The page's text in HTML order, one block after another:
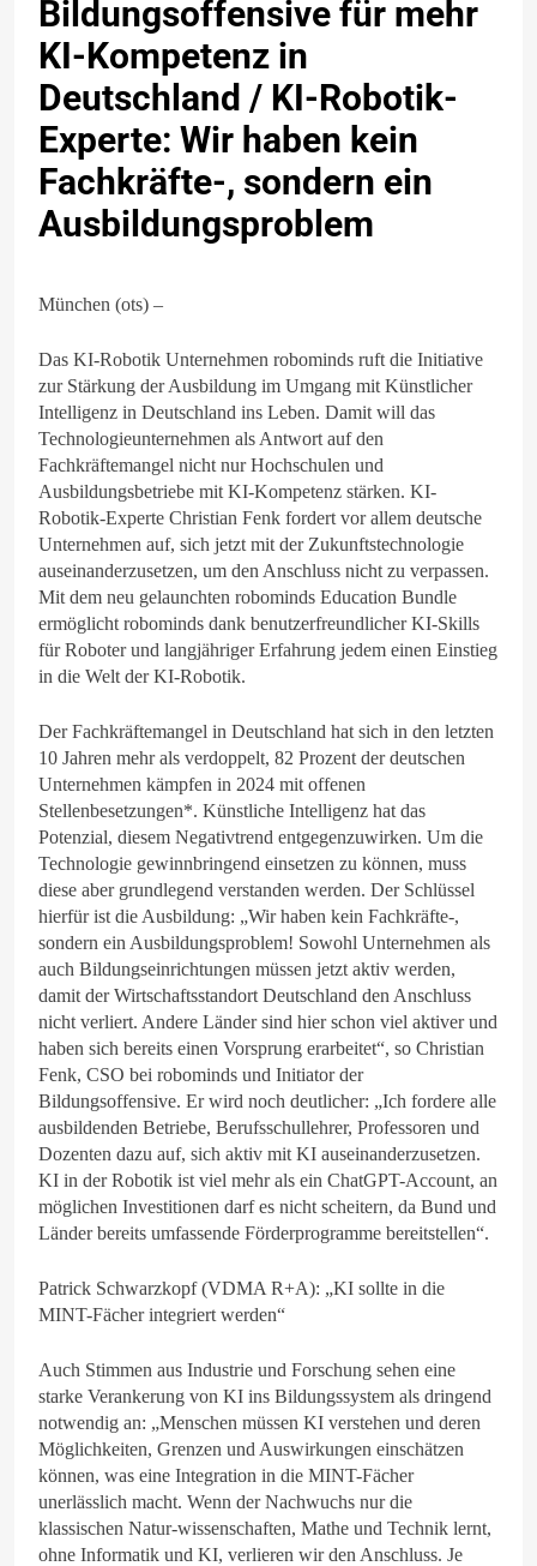
Bildungsoffensive für mehr
KI-Kompetenz in
Deutschland / KI-Robotik-
Experte: Wir haben kein
Fachkräfte-, sondern ein
Ausbildungsproblem
München (ots) –
Das KI-Robotik Unternehmen robominds ruft die Initiative
zur Stärkung der Ausbildung im Umgang mit Künstlicher
Intelligenz in Deutschland ins Leben. Damit will das
Technologieunternehmen als Antwort auf den
Fachkräftemangel nicht nur Hochschulen und
Ausbildungsbetriebe mit KI-Kompetenz stärken. KI-
Robotik-Experte Christian Fenk fordert vor allem deutsche
Unternehmen auf, sich jetzt mit der Zukunftstechnologie
auseinanderzusetzen, um den Anschluss nicht zu verpassen.
Mit dem neu gelaunchten robominds Education Bundle
ermöglicht robominds dank benutzerfreundlicher KI-Skills
für Roboter und langjähriger Erfahrung jedem einen Einstieg
in die Welt der KI-Robotik.
Der Fachkräftemangel in Deutschland hat sich in den letzten
10 Jahren mehr als verdoppelt, 82 Prozent der deutschen
Unternehmen kämpfen in 2024 mit offenen
Stellenbesetzungen*. Künstliche Intelligenz hat das
Potenzial, diesem Negativtrend entgegenzuwirken. Um die
Technologie gewinnbringend einsetzen zu können, muss
diese aber grundlegend verstanden werden. Der Schlüssel
hierfür ist die Ausbildung: „Wir haben kein Fachkräfte-,
sondern ein Ausbildungsproblem! Sowohl Unternehmen als
auch Bildungseinrichtungen müssen jetzt aktiv werden,
damit der Wirtschaftsstandort Deutschland den Anschluss
nicht verliert. Andere Länder sind hier schon viel aktiver und
haben sich bereits einen Vorsprung erarbeitet“, so Christian
Fenk, CSO bei robominds und Initiator der
Bildungsoffensive. Er wird noch deutlicher: „Ich fordere alle
ausbildenden Betriebe, Berufsschullehrer, Professoren und
Dozenten dazu auf, sich aktiv mit KI auseinanderzusetzen.
KI in der Robotik ist viel mehr als ein ChatGPT-Account, an
möglichen Investitionen darf es nicht scheitern, da Bund und
Länder bereits umfassende Förderprogramme bereitstellen“.
Patrick Schwarzkopf (VDMA R+A): „KI sollte in die
MINT-Fächer integriert werden“
Auch Stimmen aus Industrie und Forschung sehen eine
starke Verankerung von KI ins Bildungssystem als dringend
notwendig an: „Menschen müssen KI verstehen und deren
Möglichkeiten, Grenzen und Auswirkungen einschätzen
können, was eine Integration in die MINT-Fächer
unerlässlich macht. Wenn der Nachwuchs nur die
klassischen Natur-wissenschaften, Mathe und Technik lernt,
ohne Informatik und KI, verlieren wir den Anschluss. Je